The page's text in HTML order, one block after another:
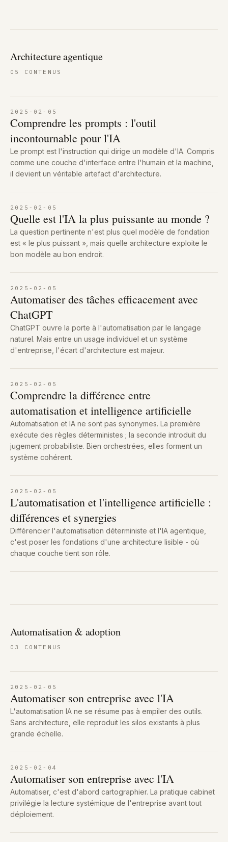
Architecture agentique
05 CONTENUS
2025-02-05
Comprendre les prompts : l'outil
incontournable pour l'IA
Le prompt est l'instruction qui dirige un modèle d'IA. Compris
comme une couche d'interface entre l'humain et la machine,
il devient un véritable artefact d'architecture.
2025-02-05
Quelle est l'IA la plus puissante au monde ?
La question pertinente n'est plus quel modèle de fondation
est « le plus puissant », mais quelle architecture exploite le
bon modèle au bon endroit.
2025-02-05
Automatiser des tâches efficacement avec
ChatGPT
ChatGPT ouvre la porte à l'automatisation par le langage
naturel. Mais entre un usage individuel et un système
d'entreprise, l'écart d'architecture est majeur.
2025-02-05
Comprendre la différence entre
automatisation et intelligence artificielle
Automatisation et IA ne sont pas synonymes. La première
exécute des règles déterministes ; la seconde introduit du
jugement probabiliste. Bien orchestrées, elles forment un
système cohérent.
2025-02-05
L'automatisation et l'intelligence artificielle :
différences et synergies
Différencier l'automatisation déterministe et l'IA agentique,
c'est poser les fondations d'une architecture lisible - où
chaque couche tient son rôle.
Automatisation & adoption
03 CONTENUS
2025-02-05
Automatiser son entreprise avec l'IA
L'automatisation IA ne se résume pas à empiler des outils.
Sans architecture, elle reproduit les silos existants à plus
grande échelle.
2025-02-04
Automatiser son entreprise avec l'IA
Automatiser, c'est d'abord cartographier. La pratique cabinet
privilégie la lecture systémique de l'entreprise avant tout
déploiement.